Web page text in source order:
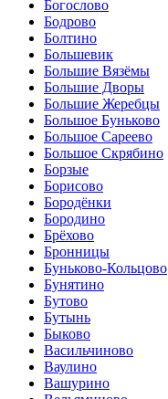
Богослово
Бодрово
Болтино
Большевик
Большие Вязёмы
Большие Дворы
Большие Жеребцы
Большое Буньково
Большое Сареево
Большое Скрябино
Борзые
Борисово
Бородёнки
Бородино
Брёхово
Бронницы
Буньково-Кольцово
Бунятино
Бутово
Бутынь
Быково
Васильчиново
Ваулино
Вашурино